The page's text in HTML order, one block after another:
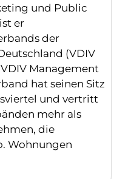
und Public
er
der
(VDIV
Management
hat seinen Sitz
und vertritt
mehr als
die
Wohnungen